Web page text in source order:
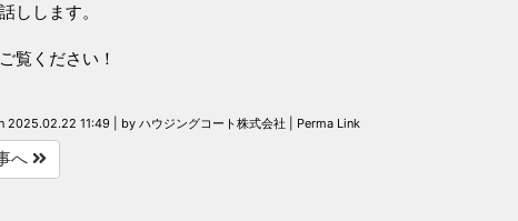
しします。
覧ください！
2025.02.22 11:49| by ハウジングコート株式会社 Perma Link
へ